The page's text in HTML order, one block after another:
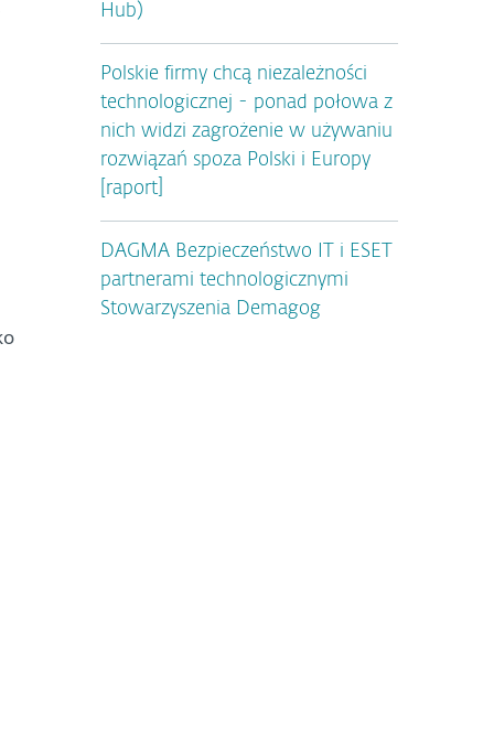
Hub)
Polskie firmy chcą niezależności
technologicznej - ponad połowa z
nich widzi zagrożenie w używaniu
rozwiązań spoza Polski i Europy
[raport]
DAGMA Bezpieczeństwo IT i ESET
partnerami technologicznymi
Stowarzyszenia Demagog